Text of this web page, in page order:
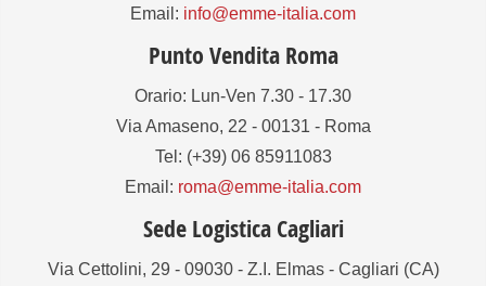
Email: info@emme-italia.com
Punto Vendita Roma
Orario: Lun-Ven 7.30 - 17.30
Via Amaseno, 22 - 00131 - Roma
Tel: (+39) 06 85911083
Email: roma@emme-italia.com
Sede Logistica Cagliari
Via Cettolini, 29 - 09030 - Z.I. Elmas - Cagliari (CA)